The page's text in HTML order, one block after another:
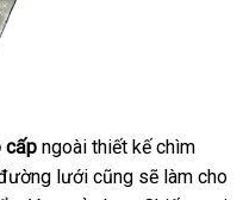
cấp ngoài thiết kế chìm
lưới phụ
cũng hỗ
sẽ làm cho